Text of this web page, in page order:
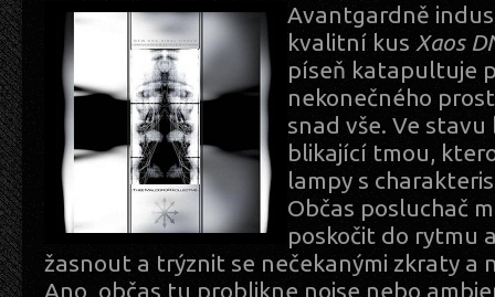
Avantgardně
kvalitní kus Xaos
píseň katapultuje
nekonečného
snad vše. Ve
blikající tmou,
lampy s
Občas posluchač
poskočit do rytmu
žasnout a trýznit se nečekanými zkraty a
Ano, občas tu problikne noise nebo